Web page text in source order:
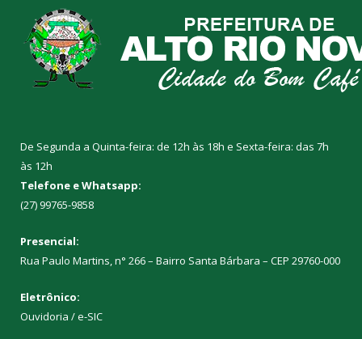
De Segunda a Quinta-feira: de 12h às 18h e Sexta-feira: das 7h
às 12h
Telefone e Whatsapp:
(27) 99765-9858
Presencial:
Rua Paulo Martins, n° 266 – Bairro Santa Bárbara – CEP 29760-000
Eletrônico:
Ouvidoria /e-SIC